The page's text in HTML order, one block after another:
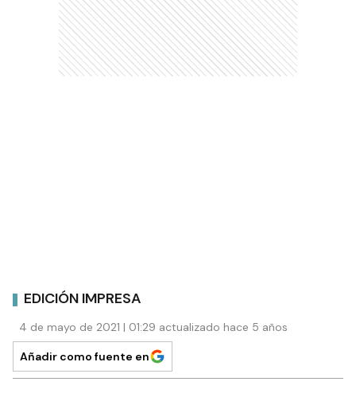
EDICIÓN IMPRESA
4 de mayo de 2021 | 01:29 actualizado hace 5 años
Añadir como fuente en